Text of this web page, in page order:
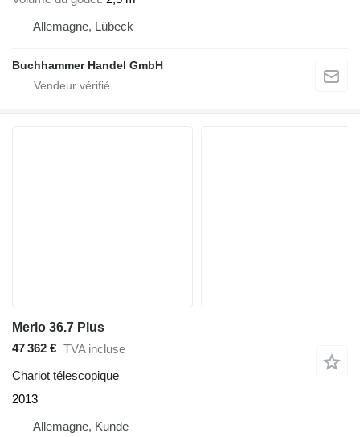
Allemagne, Lübeck
Buchhammer Handel GmbH
Merlo 36.7 Plus
47 362 € TVA incluse
Chariot télescopique
2013
Allemagne, Kunde